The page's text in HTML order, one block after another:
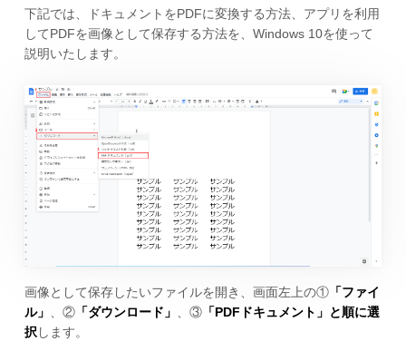
下記では、ドキュメントをPDFに変換する方法、アプリを利用
してPDFを画像として保存する方法を、Windows 10を使って
説明いたします。
画像として保存したいファイルを開き、画面左上の①「ファイ
ル」
、②「ダウンロード」 、③「PDFドキュメント」と順に選
択 します。